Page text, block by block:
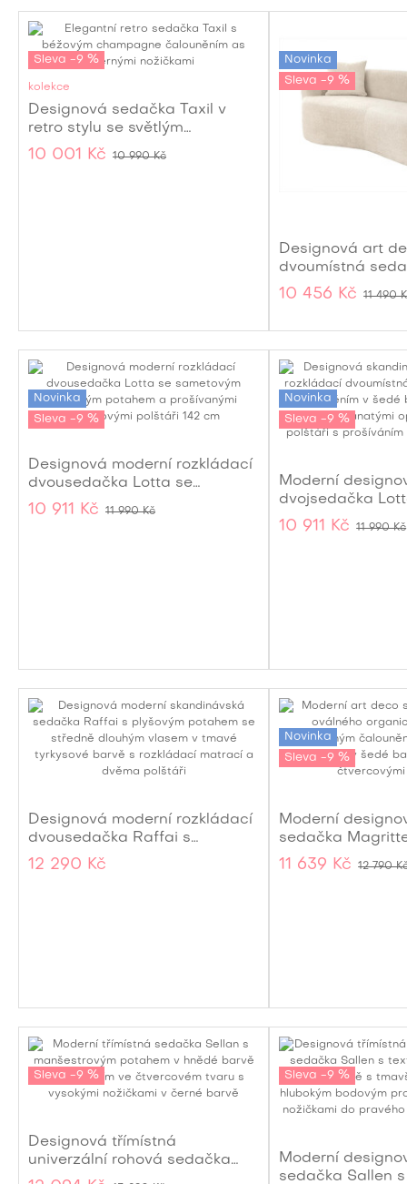
Sleva -9 %
kolekce
Designová sedačka Taxil v
retro stylu se světlým
čalouněním v odstínu
champagne 180cm
10 001 Kč 10 990 Kč
Novinka
Sleva -9 %
Designová art
dvoumístná
se světlým
10 456 Kč 11 490
Novinka
Sleva -9 %
Designová moderní rozkládací
dvousedačka Lotta se
sametovým béžovým potahem
a prošívanými opěrkovými
10 911 Kč 11 990 Kč
Novinka
Sleva -9 %
Moderní
dvojsedačka
sametovým
čalouněním s
10 911 Kč 11 990 Kč
Designová moderní rozkládací
dvousedačka Raffai s
plyšovým tmavě modrým
potahem a dvěma polštáři 150
12 290 Kč
Novinka
Sleva -9 %
Moderní
sedačka
tvaru se
v šedé barvě se
11 639 Kč 12 790
Sleva -9 %
Designová třímístná
univerzální rohová sedačka
Sellan s manšestrovým
Sleva -9 %
Moderní
sedačka Sallen